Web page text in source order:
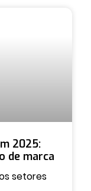
2025:
de marca
setores